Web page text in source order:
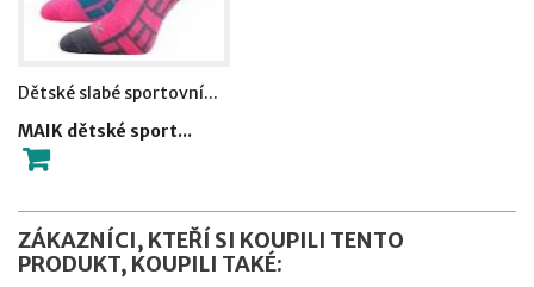
Dětské slabé sportovní...
MAIK dětské sport...
ZÁKAZNÍCI, KTEŘÍ SI KOUPILI TENTO
PRODUKT, KOUPILI TAKÉ: